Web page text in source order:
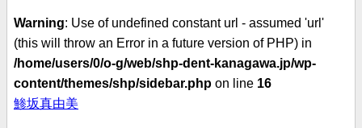
Warning: Use of undefined constant url - assumed 'url'
(this will throw an Error in a future version of PHP) in
/home/users/0/o-g/web/shp-dent-kanagawa.jp/wp-
content/themes/shp/sidebar.php on line 16
鯵坂真由美